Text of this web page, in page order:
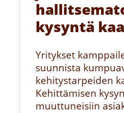
kysyntä
Yritykset
suunnista
kehitystarpeiden
Kehittämisen
muuttuneisiin